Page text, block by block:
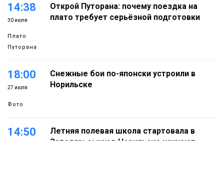
14:38
30 июля
Плато
Путорана
Открой Путорана: почему поездка на
плато требует серьёзной подготовки
18:00
27 июля
Фото
Снежные бои по-японски устроили в
Норильске
14:50
Летняя полевая школа стартовала в
Заполярье: как в Норильске изучают